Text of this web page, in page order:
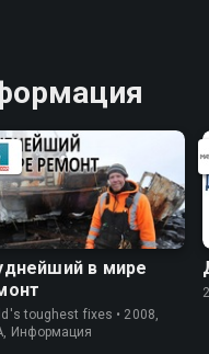
в мире
toughest fixes • 2008,
Информация